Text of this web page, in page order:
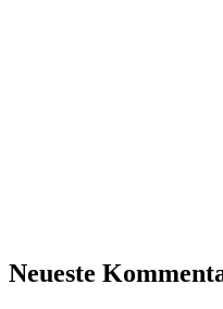
Neueste